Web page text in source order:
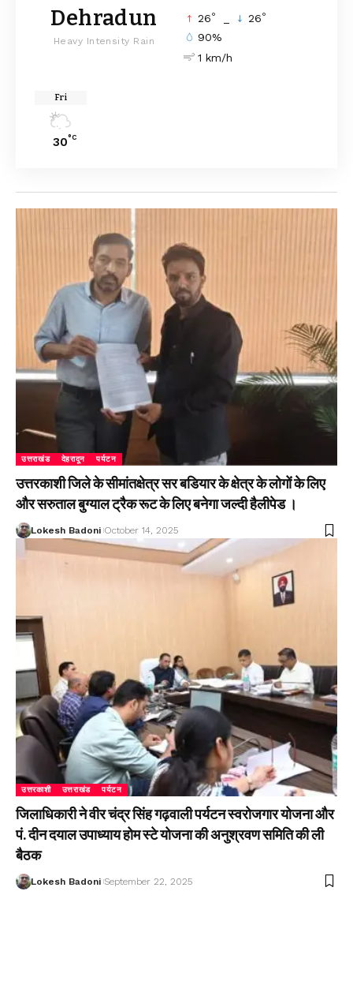
Dehradun
Heavy Intensity Rain
26° 26°
90%
1 km/h
Fri
30°C
उत्तराखंड देहरादून पर्यटन
उत्तरकाशी जिले के सीमांतक्षेत्र सर बडियार के क्षेत्र के लोगों के लिए
और सरुताल बुग्याल ट्रैक रूट के लिए बनेगा जल्दी हैलीपेड ।
Lokesh Badoni October 14, 2025
उत्तरकाशी उत्तराखंड पर्यटन
जिलाधिकारी ने वीर चंद्र सिंह गढ़वाली पर्यटन स्वरोजगार योजना और
पं. दीन दयाल उपाध्याय होम स्टे योजना की अनुश्रवण समिति की ली
बैठक
Lokesh Badoni September 22, 2025